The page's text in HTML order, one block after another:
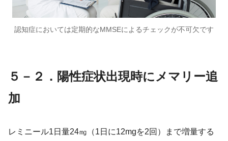
認知症においては定期的なMMSEによるチェックが不可欠です
５－２．陽性症状出現時にメマリー追
加
レミニール1日量24㎎（1日に12mgを2回）まで増量する